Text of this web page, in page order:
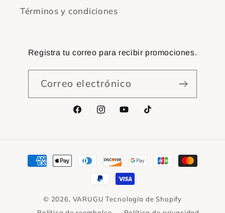
Términos y condiciones
Registra tu correo para recibir promociones.
Correo electrónico
FacebookInstagramYouTubeTikTok
Formas
de
© 2026, VARUGU Tecnología de Shopify